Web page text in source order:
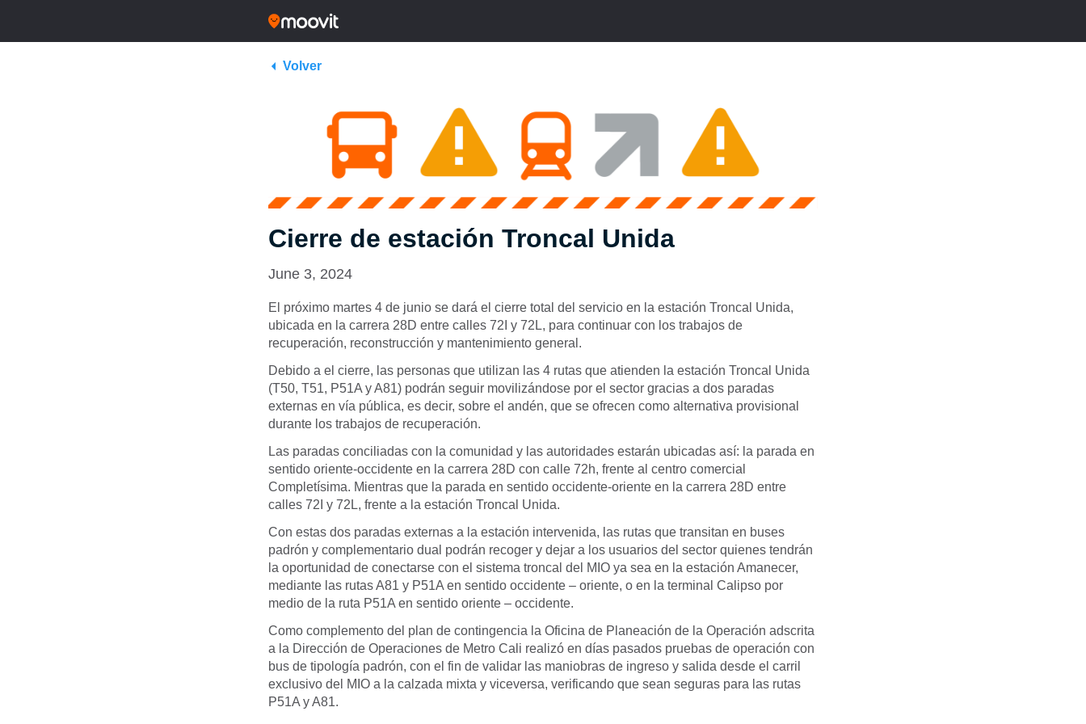
Volver
Cierre de estación Troncal Unida
June 3, 2024
El próximo martes 4 de junio se dará el cierre total del servicio en la estación Troncal Unida,
ubicada en la carrera 28D entre calles 72I y 72L, para continuar con los trabajos de
recuperación, reconstrucción y mantenimiento general.
Debido a el cierre, las personas que utilizan las 4 rutas que atienden la estación Troncal Unida
(T50, T51, P51A y A81) podrán seguir movilizándose por el sector gracias a dos paradas
externas en vía pública, es decir, sobre el andén, que se ofrecen como alternativa provisional
durante los trabajos de recuperación.
Las paradas conciliadas con la comunidad y las autoridades estarán ubicadas así: la parada en
sentido oriente-occidente en la carrera 28D con calle 72h, frente al centro comercial
Completísima. Mientras que la parada en sentido occidente-oriente en la carrera 28D entre
calles 72I y 72L, frente a la estación Troncal Unida.
Con estas dos paradas externas a la estación intervenida, las rutas que transitan en buses
padrón y complementario dual podrán recoger y dejar a los usuarios del sector quienes tendrán
la oportunidad de conectarse con el sistema troncal del MIO ya sea en la estación Amanecer,
mediante las rutas A81 y P51A en sentido occidente – oriente, o en la terminal Calipso por
medio de la ruta P51A en sentido oriente – occidente.
Como complemento del plan de contingencia la Oficina de Planeación de la Operación adscrita
a la Dirección de Operaciones de Metro Cali realizó en días pasados pruebas de operación con
bus de tipología padrón, con el fin de validar las maniobras de ingreso y salida desde el carril
exclusivo del MIO a la calzada mixta y viceversa, verificando que sean seguras para las rutas
P51A y A81.